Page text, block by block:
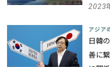
2023
アジア
日韓
善に